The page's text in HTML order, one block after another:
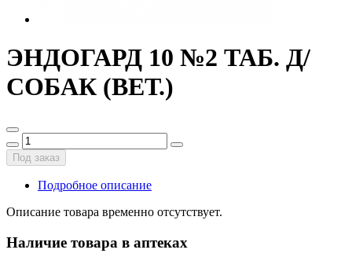
ЭНДОГАРД 10 №2 ТАБ. Д/
СОБАК (ВЕТ.)
Под заказ
Подробное описание
Описание товара временно отсутствует.
Наличие товара в аптеках